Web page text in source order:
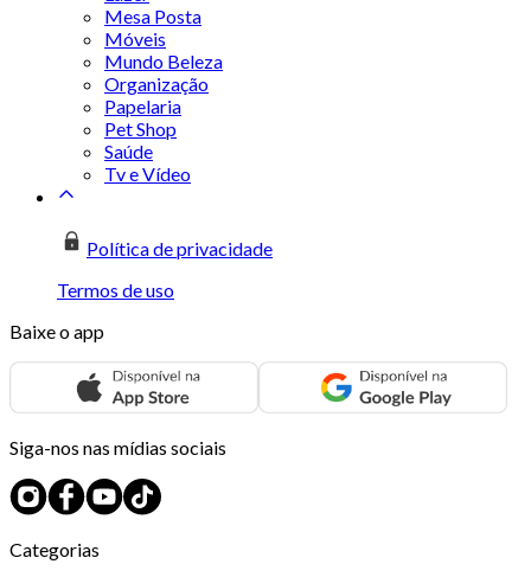
Mesa Posta
Móveis
Mundo Beleza
Organização
Papelaria
Pet Shop
Saúde
Tv e Vídeo
Política de privacidade
Termos de uso
Baixe o app
Siga-nos nas mídias sociais
Categorias